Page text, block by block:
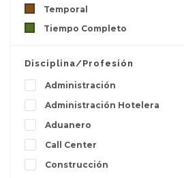
Temporal
Tiempo Completo
Disciplina/Profesión
Administración
Administración Hotelera
Aduanero
Call Center
Construcción